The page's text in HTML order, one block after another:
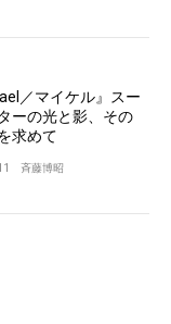
／マイケル』スー
ーの光と影、その
求めて
斉藤博昭